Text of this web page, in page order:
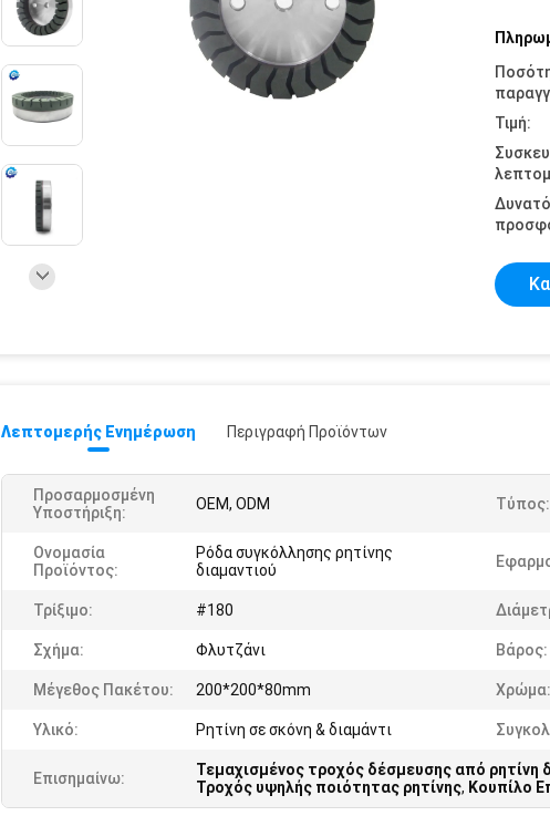
Τιμή:
Λεπτομερής Ενημέρωση Περιγραφή Προϊόντων
Προσαρμοσμένη
Υποστήριξη:
OEM, ODM Τύπος:
Ονομασία
Προϊόντος:
Ρόδα συγκόλλησης ρητίνης
διαμαντιού
Τρίξιμο: #180
Σχήμα: Φλυτζάνι Βάρος:
Μέγεθος Πακέτου: 200*200*80mm Χρώμα:
Υλικό: Ρητίνη σε σκόνη & διαμάντι
Επισημαίνω: Τεμαχισμένος τροχός δέσμευσης από ρητίνη
Τροχός υψηλής ποιότητας ρητίνης, Κουπίλο